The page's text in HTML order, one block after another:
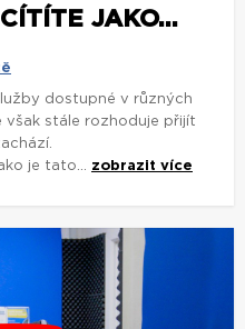
JAKO...
dostupné v různých
však stále rozhoduje přijít
je tato... zobrazit více